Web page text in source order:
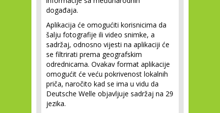
događaja.
Aplikacija će omogućiti korisnicima da
šalju fotografije ili video snimke, a
sadržaj, odnosno vijesti na aplikaciji će
se filtrirati prema geografskim
odrednicama. Ovakav format aplikacije
omogućit će veću pokrivenost lokalnih
priča, naročito kad se ima u vidu da
Deutsche Welle objavljuje sadržaj na 29
jezika.